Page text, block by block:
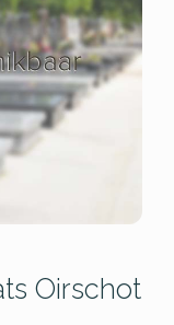
Oirschot